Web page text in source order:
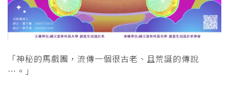
「神秘的馬戲團，流傳一個很古老、且荒誕的傳說
⋯。」